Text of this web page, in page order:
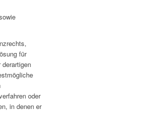
für
oder
in denen er